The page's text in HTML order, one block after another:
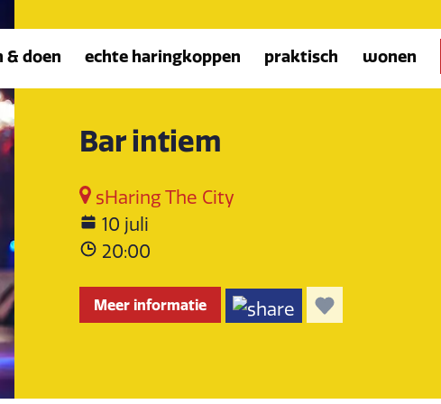
& doen echte haringkoppen praktisch wonen
Bar intiem
sHaring The City
10 juli
20:00
Meer informatie